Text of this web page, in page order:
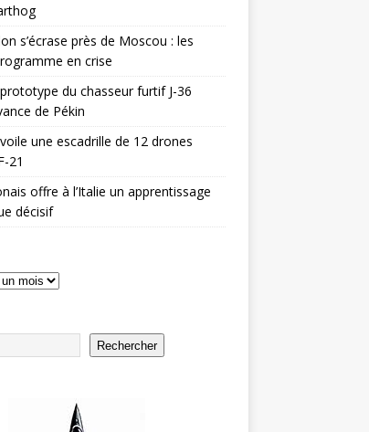
s’écrase près de Moscou : les
en crise
du chasseur furtif J-36
de Pékin
une escadrille de 12 drones
21
offre à l’Italie un apprentissage
décisif
Rechercher